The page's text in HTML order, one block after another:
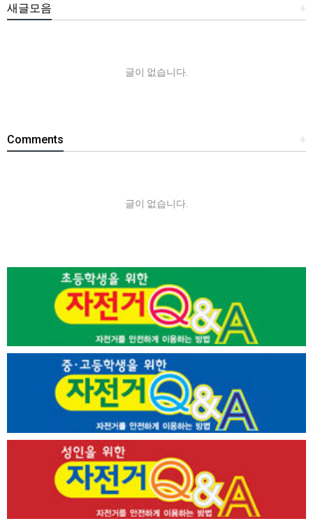
+
새글모음
글이 없습니다.
+
Comments
글이 없습니다.